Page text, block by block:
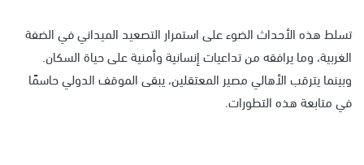
تسلط هذه الأحداث الضوء على استمرار التصعيد الميداني في الضفة
الغربية، وما يرافقه من تداعيات إنسانية وأمنية على حياة السكان.
وبينما يترقب الأهالي مصير المعتقلين، يبقى الموقف الدولي حاسمًا
في متابعة هذه التطورات.